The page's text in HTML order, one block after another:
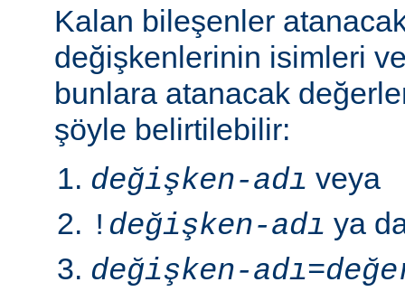
Kalan bileşenler
değişkenlerinin isimleri
bunlara atanacak
şöyle belirtilebilir:
değişken-adı veya
! değişken-adı ya
değişken-adı=